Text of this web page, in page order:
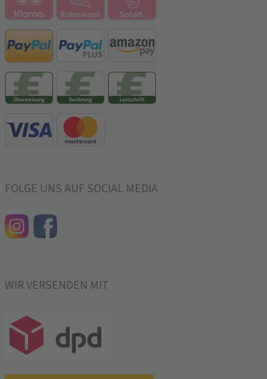
FOLGE UNS AUF SOCIAL MEDIA
WIR VERSENDEN MIT